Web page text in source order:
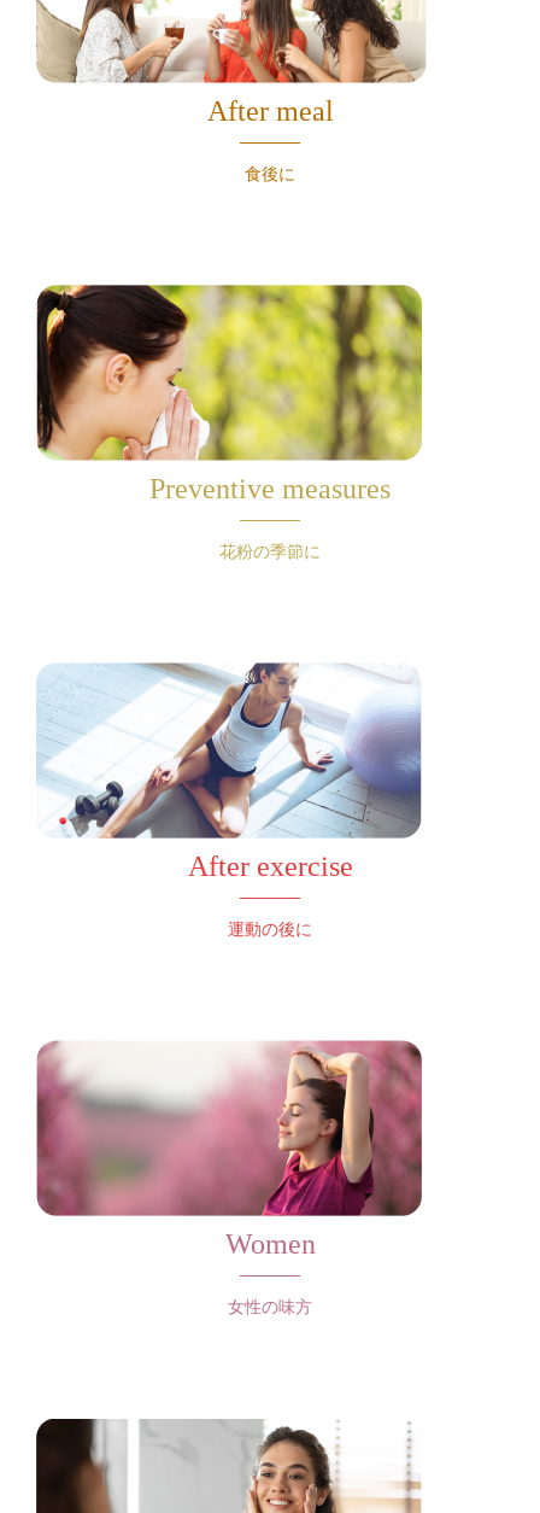
After meal
食後に
Preventive measures
花粉の季節に
After exercise
運動の後に
Women
女性の味方